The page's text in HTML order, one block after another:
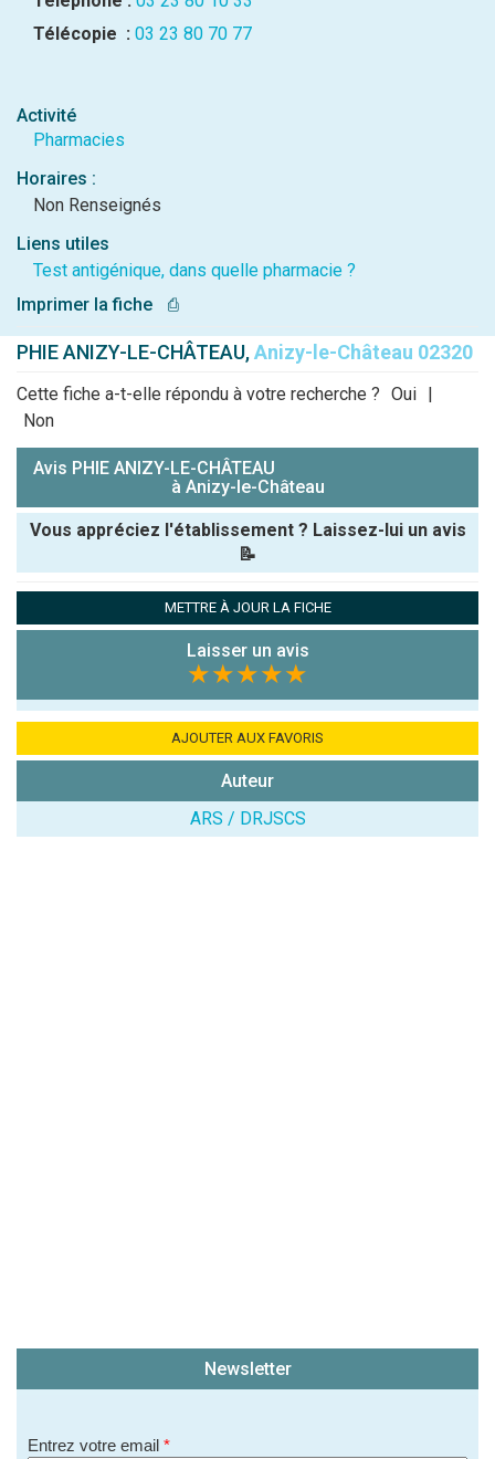
Télécopie : 03 23 80 70 77
Activité
Pharmacies
Horaires :
Non Renseignés
Liens utiles
Test antigénique, dans quelle pharmacie ?
Imprimer la fiche
⎙
PHIE ANIZY-LE-CHÂTEAU,Anizy-le-Château 02320
Cette fiche a-t-elle répondu à votre recherche ? Oui |
Non
Avis PHIE ANIZY-LE-CHÂTEAU
à Anizy-le-Château
Vous appréciez l'établissement ? Laissez-lui un avis
📝
Note que vous souhaitez attribuer :
Antispam -
7x4 (en
METTRE À JOUR LA FICHE
Laisser un avis
★★★★★
AJOUTER AUX FAVORIS
Auteur
ARS / DRJSCS
Newsletter
Entrez votre email *